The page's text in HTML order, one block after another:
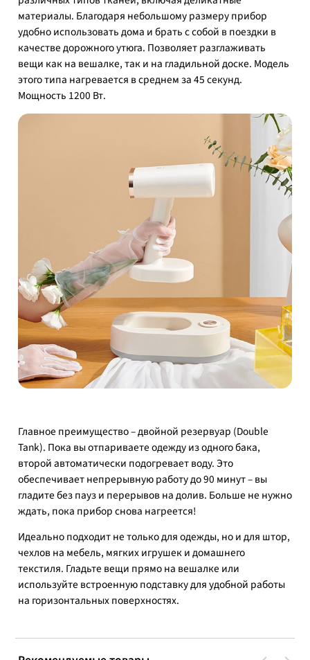
материалы. Благодаря небольшому размеру прибор
удобно использовать дома и брать с собой в поездки в
качестве дорожного утюга. Позволяет разглаживать
вещи как на вешалке, так и на гладильной доске. Модель
этого типа нагревается в среднем за 45 секунд.
Мощность 1200 Вт.
Главное преимущество – двойной резервуар (Double
Tank). Пока вы отпариваете одежду из одного бака,
второй автоматически подогревает воду. Это
обеспечивает непрерывную работу до 90 минут – вы
гладите без пауз и перерывов на долив. Больше не нужно
ждать, пока прибор снова нагреется!
Идеально подходит не только для одежды, но и для штор,
чехлов на мебель, мягких игрушек и домашнего
текстиля. Гладьте вещи прямо на вешалке или
используйте встроенную подставку для удобной работы
на горизонтальных поверхностях.